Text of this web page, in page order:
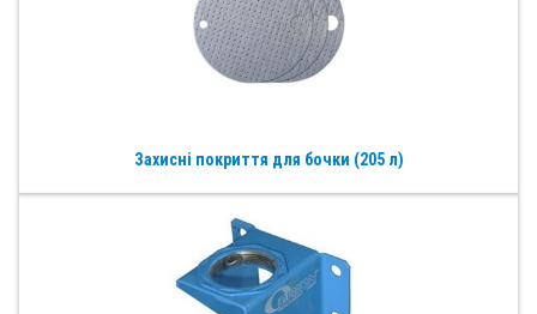
Захисні покриття для бочки (205 л)